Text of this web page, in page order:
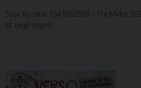
Suor Rosaria 3343662599 – Fra Mirko
M. degli Angeli)